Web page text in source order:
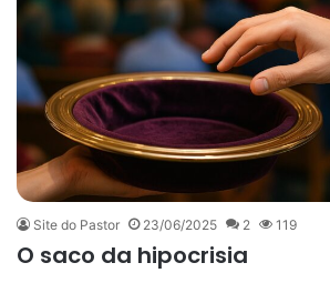
Site do Pastor 23/06/2025 2 119
O saco da hipocrisia